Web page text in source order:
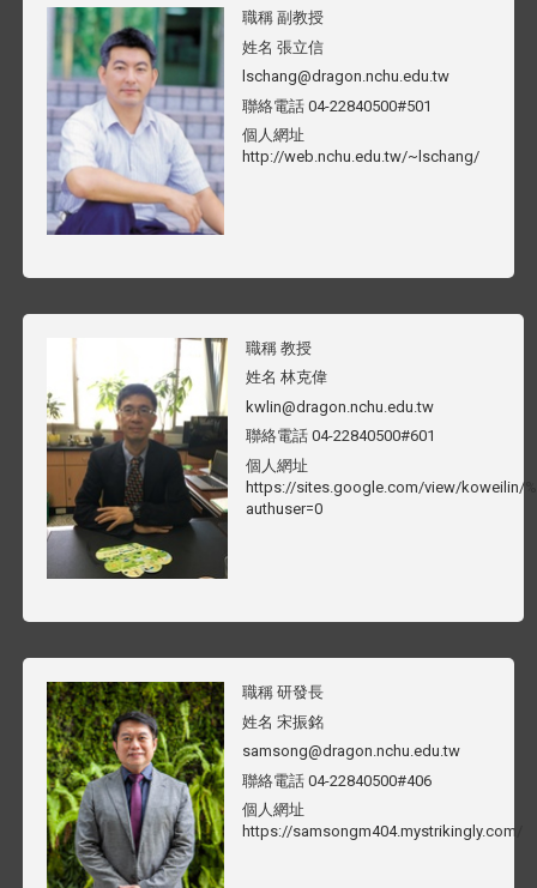
職稱 副教授
姓名 張立信
lschang@dragon.nchu.edu.tw
聯絡電話 04-22840500#501
個人網址
http://web.nchu.edu.tw/~lschang/
職稱 教授
姓名 林克偉
kwlin@dragon.nchu.edu.tw
聯絡電話 04-22840500#601
個人網址
https://sites.google.com/view/koweilin/
authuser=0
職稱 研發長
姓名 宋振銘
samsong@dragon.nchu.edu.tw
聯絡電話 04-22840500#406
個人網址
https://samsongm404.mystrikingly.com/